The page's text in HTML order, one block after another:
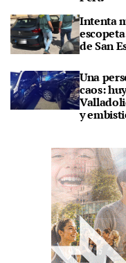
Intenta
de San
Una
caos:
y